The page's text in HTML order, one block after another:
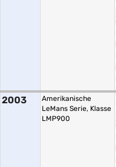
2003
Amerikanische
LeMans Serie, Klasse
LMP900